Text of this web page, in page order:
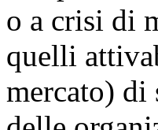
o a crisi di
quelli
mercato) di